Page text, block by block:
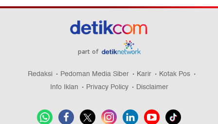
part of
Redaksi Pedoman Media Siber Karir
Kotak Pos
Info Iklan
Privacy Policy Disclaimer